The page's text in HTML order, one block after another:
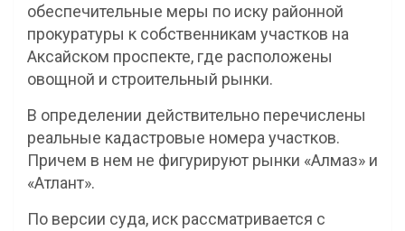
обеспечительные меры по иску районной
прокуратуры к собственникам участков на
Аксайском проспекте, где расположены
овощной и строительный рынки.
В определении действительно перечислены
реальные кадастровые номера участков.
Причем в нем не фигурируют рынки «Алмаз» и
«Атлант».
По версии суда, иск рассматривается с